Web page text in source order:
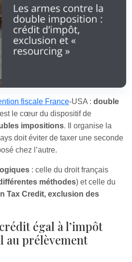
fiscale France‑USA : double
est le cœur du dispositif de
impositions. Il organise la
doit éviter de taxer une seconde
chez l’autre.
: celle du droit français
méthodes) et celle du
Tax Credit, exclusion des
égal à l’impôt
au prélèvement